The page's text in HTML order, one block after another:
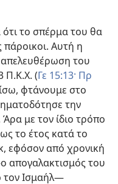
το σπέρμα του θα
Αυτή η
απελευθέρωση του
Π.Κ.Χ. (Γε 15:13· Πρ
φτάνουμε στο
την
με τον ίδιο τρόπο
το έτος κατά το
εφόσον από χρονική
απογαλακτισμός του
τον Ισμαήλ—